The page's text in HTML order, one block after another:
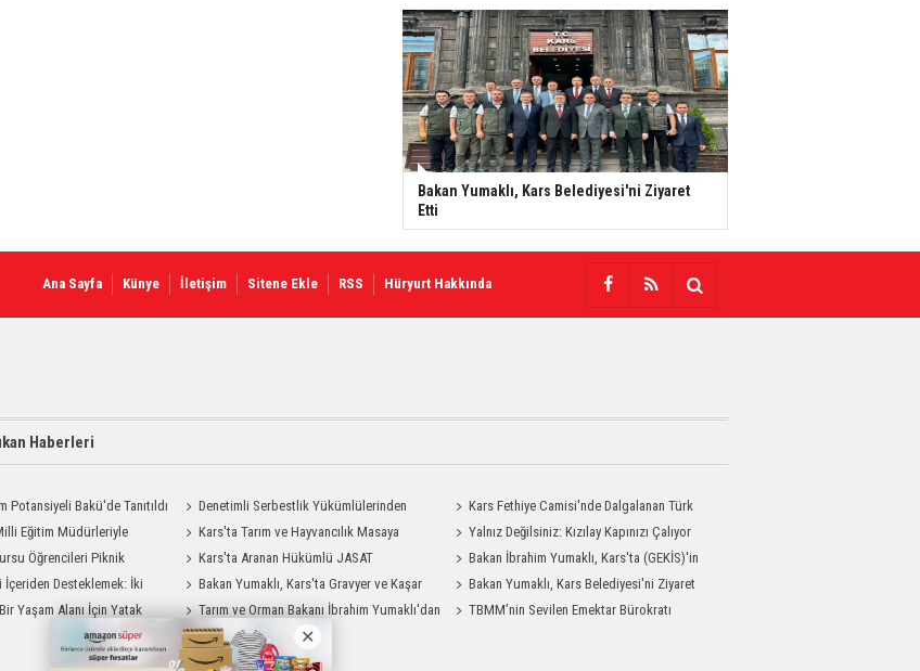
Bakan Yumaklı, Kars Belediyesi'ni Ziyaret
Etti
Ana Sayfa Künye İletişim Sitene Ekle RSS Hüryurt Hakkında
Haberleri
Potansiyeli Bakü'de Tanıtıldı
Denetimli Serbestlik Yükümlülerinden
Okula Temizlik Desteği
Kars Fethiye Camisi'nde Dalgalanan Türk
Bayrağı Görenlerin Beğenisini Topladı
Eğitim Müdürleriyle
Kars'ta Tarım ve Hayvancılık Masaya
Yatırıldı
Yalnız Değilsiniz: Kızılay Kapınızı Çalıyor
Öğrencileri Piknik
Kars'ta Aranan Hükümlü JASAT
Operasyonuyla Yakalandı
Bakan İbrahim Yumaklı, Kars'ta (GEKİS)'in
ilk uygulamasını başlattı
Desteklemek: İki
Karşılaştırması
Bakan Yumaklı, Kars'ta Gravyer ve Kaşar
Üretim Tesisini Ziyaret Etti
Bakan Yumaklı, Kars Belediyesi'ni Ziyaret
Etti
Yaşam Alanı İçin Yatak
Tarım ve Orman Bakanı İbrahim Yumaklı'dan
Kars Valiliği'ne Ziyaret
TBMM’nin Sevilen Emektar Bürokratı